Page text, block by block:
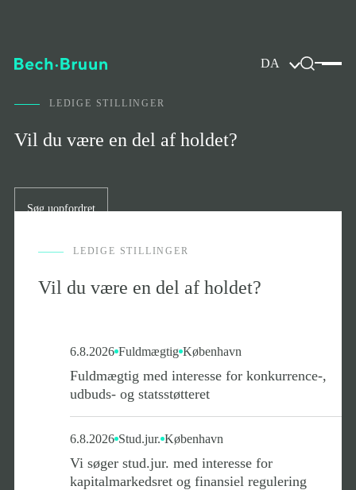
DA
LEDIGE STILLINGER
Vil du være en del af holdet?
Søg uopfordret
LEDIGE STILLINGER
Vil du være en del af holdet?
Fuldmægtig med interesse for konkurrence-,
udbuds- og statsstøtteret
6.8.2026 Fuldmægtig København
Vi søger stud.jur. med interesse for
kapitalmarkedsret og finansiel regulering
6.8.2026 Stud.jur. København